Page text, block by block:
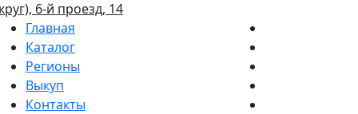
6-й проезд, 14
Главная
Каталог
Регионы
Выкуп
Контакты